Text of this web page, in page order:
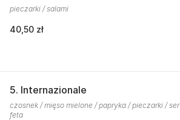
pieczarki / salami
40,50 zł
5. Internazionale
czosnek / mięso mielone / papryka / pieczarki / ser
feta